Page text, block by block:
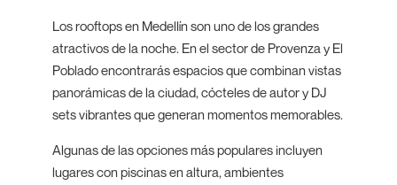
Los rooftops en Medellín son uno de los grandes
atractivos de la noche. En el sector de Provenza y El
Poblado encontrarás espacios que combinan vistas
panorámicas de la ciudad, cócteles de autor y DJ
sets vibrantes que generan momentos memorables.
Algunas de las opciones más populares incluyen
lugares con piscinas en altura, ambientes